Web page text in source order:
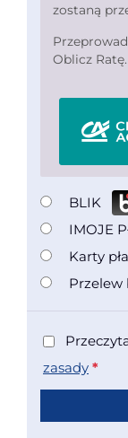
zostaną
Oblicz Ratę.
BLIK
IMOJE
Karty
Przelew
zasady *